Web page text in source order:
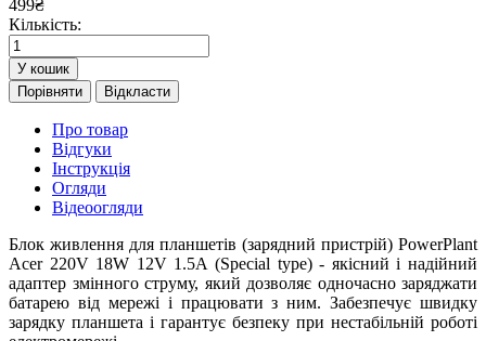
499₴
Кількість:
У кошик
Порівняти
Відкласти
Про товар
Відгуки
Інструкція
Огляди
Відеоогляди
Блок живлення для планшетів (зарядний пристрій) PowerPlant
Acer 220V 18W 12V 1.5A (Special type) - якісний і надійний
адаптер змінного струму, який дозволяє одночасно заряджати
батарею від мережі і працювати з ним. Забезпечує швидку
зарядку планшета і гарантує безпеку при нестабільній роботі